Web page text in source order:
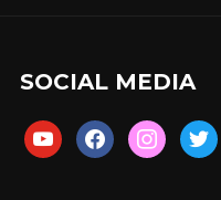
SOCIAL MEDIA
youtubefacebookinstagram
twitter